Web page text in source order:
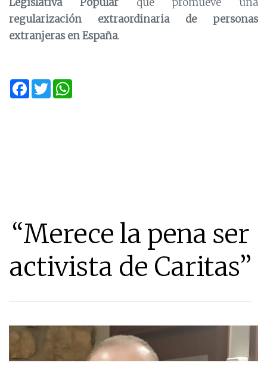
regularización extraordinaria de personas
extranjeras en España.
Facebook
Twitter
“Merece la pena ser
activista de Caritas”